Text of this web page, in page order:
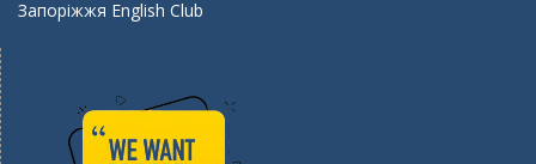
Запоріжжя English Club